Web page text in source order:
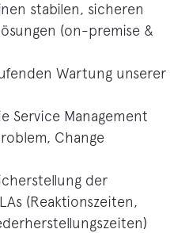
stabilen, sicheren
(on-premise &
Wartung unserer
Service Management
Change
der
(Reaktionszeiten,